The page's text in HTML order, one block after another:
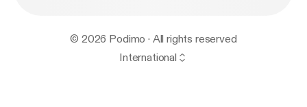
© 2026 Podimo · All rights reserved
International